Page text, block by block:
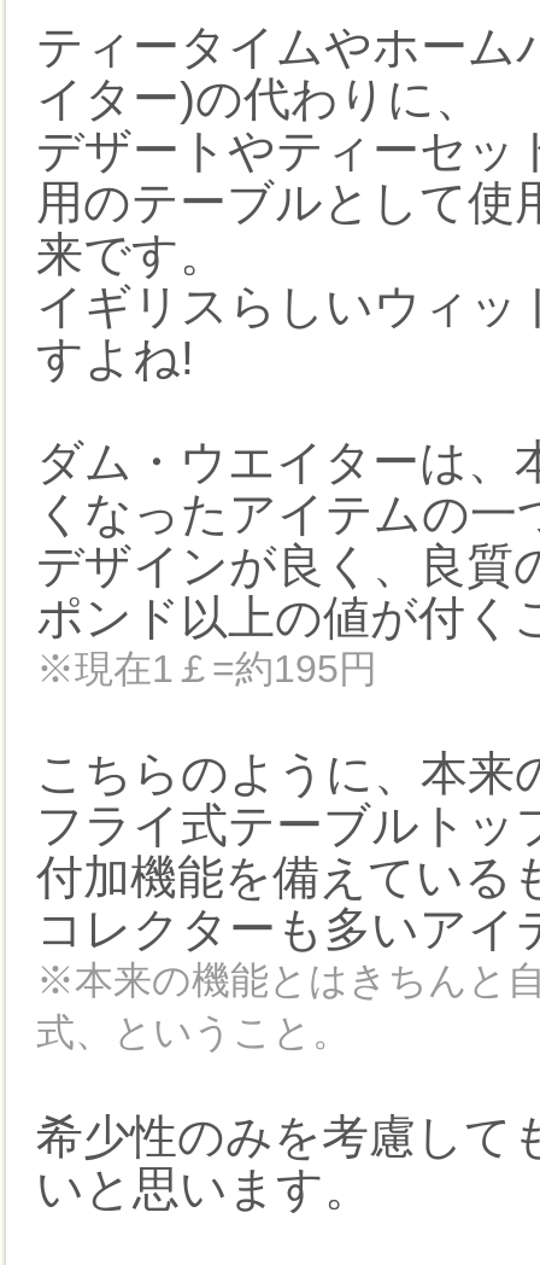
ティータイムやホーム
イター)の代わりに、
デザートやティーセッ
用のテーブルとして使
来です。
イギリスらしいウィ
すよね!
ダム・ウエイターは、
くなったアイテムの一
デザインが良く、良質
ポンド以上の値が付く
※現在1￡=約195円
こちらのように、本来
フライ式テーブルトッ
付加機能を備えている
コレクターも多いアイ
※本来の機能とはきちんと
式、ということ。
希少性のみを考慮して
いと思います。